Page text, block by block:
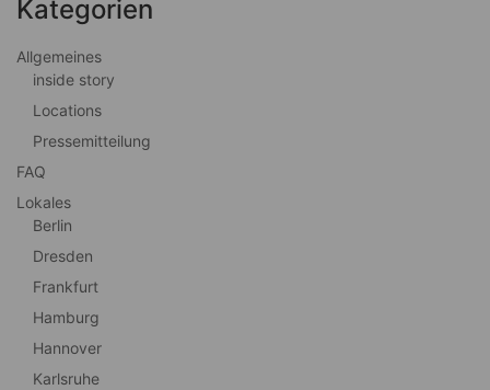
Kategorien
Allgemeines
inside story
Locations
Pressemitteilung
FAQ
Lokales
Berlin
Dresden
Frankfurt
Hamburg
Hannover
Karlsruhe